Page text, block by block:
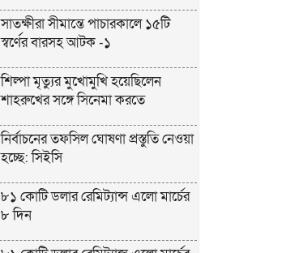
সাতক্ষীরা সীমান্তে পাচারকালে ১৫টি
স্বর্ণের বারসহ আটক -১
শিল্পা মৃত্যুর মুখোমুখি হয়েছিলেন
শাহরুখের সঙ্গে সিনেমা করতে
নির্বাচনের তফসিল ঘোষণা প্রস্তুতি নেওয়া
হচ্ছে: সিইসি
৮১ কোটি ডলার রেমিট্যান্স এলো মার্চের
৮ দিন